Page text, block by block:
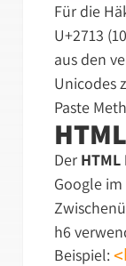
Für die
U+2713
aus den
Unicodes
Paste
Der
Google
h6
Beispiel: